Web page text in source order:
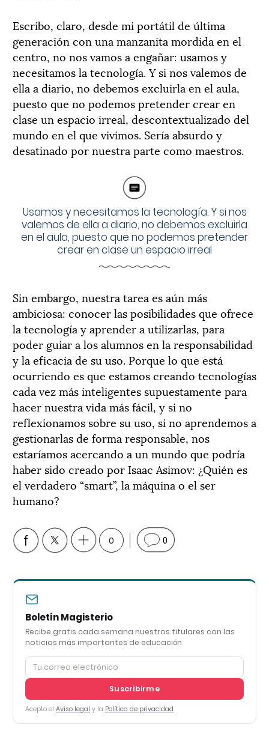
Escribo, claro, desde mi portátil de última
generación con una manzanita mordida en el
centro, no nos vamos a engañar: usamos y
necesitamos la tecnología. Y si nos valemos de
ella a diario, no debemos excluirla en el aula,
puesto que no podemos pretender crear en
clase un espacio irreal, descontextualizado del
mundo en el que vivimos. Sería absurdo y
desatinado por nuestra parte como maestros.
Usamos y necesitamos la tecnología. Y si nos
valemos de ella a diario, no debemos excluirla
en el aula, puesto que no podemos pretender
crear en clase un espacio irreal
Sin embargo, nuestra tarea es aún más
ambiciosa: conocer las posibilidades que ofrece
la tecnología y aprender a utilizarlas, para
poder guiar a los alumnos en la responsabilidad
y la eficacia de su uso. Porque lo que está
ocurriendo es que estamos creando tecnologías
cada vez más inteligentes supuestamente para
hacer nuestra vida más fácil, y si no
reflexionamos sobre su uso, si no aprendemos a
gestionarlas de forma responsable, nos
estaríamos acercando a un mundo que podría
haber sido creado por Isaac Asimov: ¿Quién es
el verdadero “smart”, la máquina o el ser
humano?
0 0
Boletín Magisterio
Recibe gratis cada semana nuestros titulares con las
noticias más importantes de educación
Suscribirme
Acepto el Aviso legal y la Política de privacidad